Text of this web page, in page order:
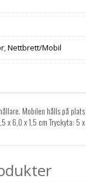
,Nettbrett/Mobil
Mobilen hålls på
x 6,0 x 1,5 cm Tryckyta: 5 x